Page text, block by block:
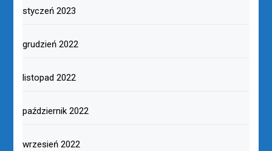
styczeń 2023
grudzień 2022
listopad 2022
październik 2022
wrzesień 2022